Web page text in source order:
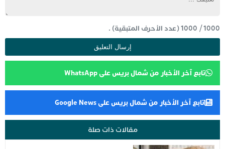
1000
/
1000(عدد الأحرف المتبقية) .
تابع آخر الأخبار من شمال بريس على WhatsApp
تابع آخر الأخبار من شمال بريس على Google News
مقالات ذات صلة